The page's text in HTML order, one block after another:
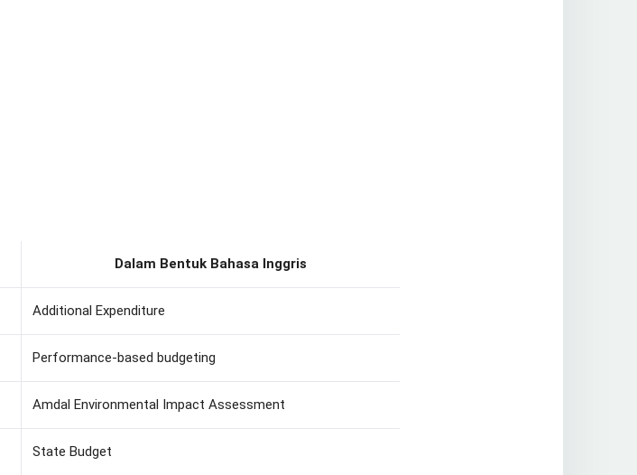
Dalam Bentuk Bahasa Inggris
Additional Expenditure
Performance-based budgeting
Amdal Environmental Impact Assessment
State Budget